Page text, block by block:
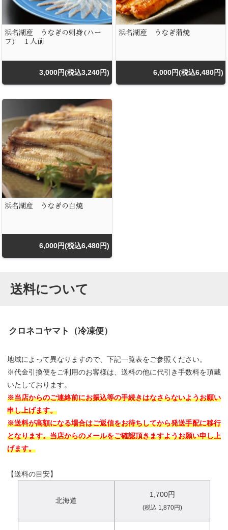
浜名湖産 うなぎの刺身(ハー
フ) １人前
3,000円(税込3,240円)
浜名湖産 うなぎ蒲焼
6,000円(税込6,480円)
浜名湖産 うなぎの白焼
6,000円(税込6,480円)
送料について
クロネコヤマト（冷凍便）
地域によって異なりますので、下記一覧表をご参照ください。
※代金引換便をご利用のお客様は、送料の他に代引き手数料を頂戴
いたしております。
※当店からのご連絡前にお振込等の手続きはなさらないようお願い
申し上げます。
※送料が高額になる場合はご返信をお待ちしてから発送手配に移行
となります。当店からのメールをご確認頂きますようお願い申し上
げます。
【送料の目安】
北海道
1,700円
(税込 1,870円)